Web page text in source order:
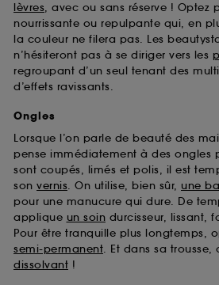
lèvres, avec ou sans réserve ! Optez
nourrissante ou repulpante qui, en
la couleur ne filera pas. Les
n’hésiteront pas à se diriger vers les
regroupant d’un seul tenant des
d’effets ravissants.
Ongles
Lorsque l’on parle de beauté des
pense immédiatement à des ongles
sont coupés, limés et polis, il est
son vernis. On utilise, bien sûr, une
pour une manucure qui dure. De
applique un soin durcisseur, lissant,
Pour être tranquille plus longtemps,
semi-permanent. Et dans sa
dissolvant !